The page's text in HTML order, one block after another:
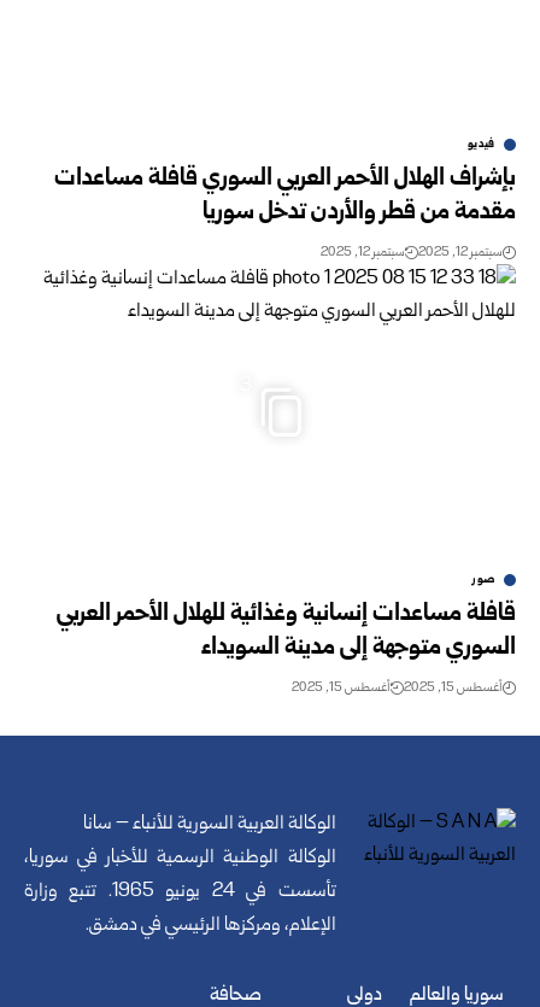
فيديو
بإشراف الهلال الأحمر العربي السوري قافلة مساعدات
مقدمة من قطر والأردن تدخل سوريا
سبتمبر 12, 2025 سبتمبر 12, 2025
صور
قافلة مساعدات إنسانية وغذائية للهلال الأحمر العربي
السوري متوجهة إلى مدينة السويداء
أغسطس 15, 2025 أغسطس 15, 2025
الوكالة العربية السورية للأنباء – سانا
الوكالة الوطنية الرسمية للأخبار في سوريا،
تأسست في 24 يونيو 1965. تتبع وزارة
الإعلام، ومركزها الرئيسي في دمشق.
سوريا والعالم دولي صحافة